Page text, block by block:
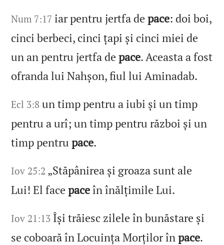
Num 7:17 iar pentru jertfa depace: doi boi,
cinci berbeci, cinci țapi și cinci miei de
un an pentru jertfa depace. Aceasta a fost
ofranda lui Nahșon, fiul lui Aminadab.
Ecl 3:8 un timp pentru a iubi și un timp
pentru a urî; un timp pentru război și un
timp pentrupace.
Iov 25:2 „Stăpânirea și groaza sunt ale
Lui! El facepaceîn înălțimile Lui.
Iov 21:13 Își trăiesc zilele în bunăstare și
se coboară în Locuința Morților înpace.